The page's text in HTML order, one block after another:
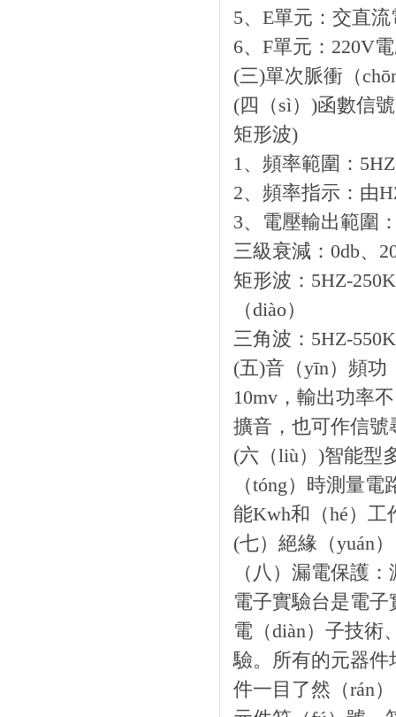
5、E單元：交直
6、F單元：220V
(三)單次脈衝（
(四（sì）)函數信
矩形波)
1、頻率範圍：
2、頻率指示：由
3、電壓輸出範圍
三級衰減：0db、
矩形波：5HZ-
（diào）
三角波：5HZ-
(五)音（yīn）頻功
10mv，輸出功率
擴音，也可作信
(六（liù）)智能型
（tóng）時測量
能Kwh和（hé）工
(七）絕緣（yuán
（八）漏電保護
電子實驗台是電子
電（diàn）子技術
驗。所有的元器件
件一目了然（rán